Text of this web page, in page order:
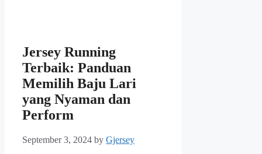
Jersey Running
Terbaik: Panduan
Memilih Baju Lari
yang Nyaman dan
Perform
September 3, 2024 by Gjersey